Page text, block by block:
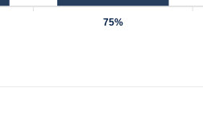
75%